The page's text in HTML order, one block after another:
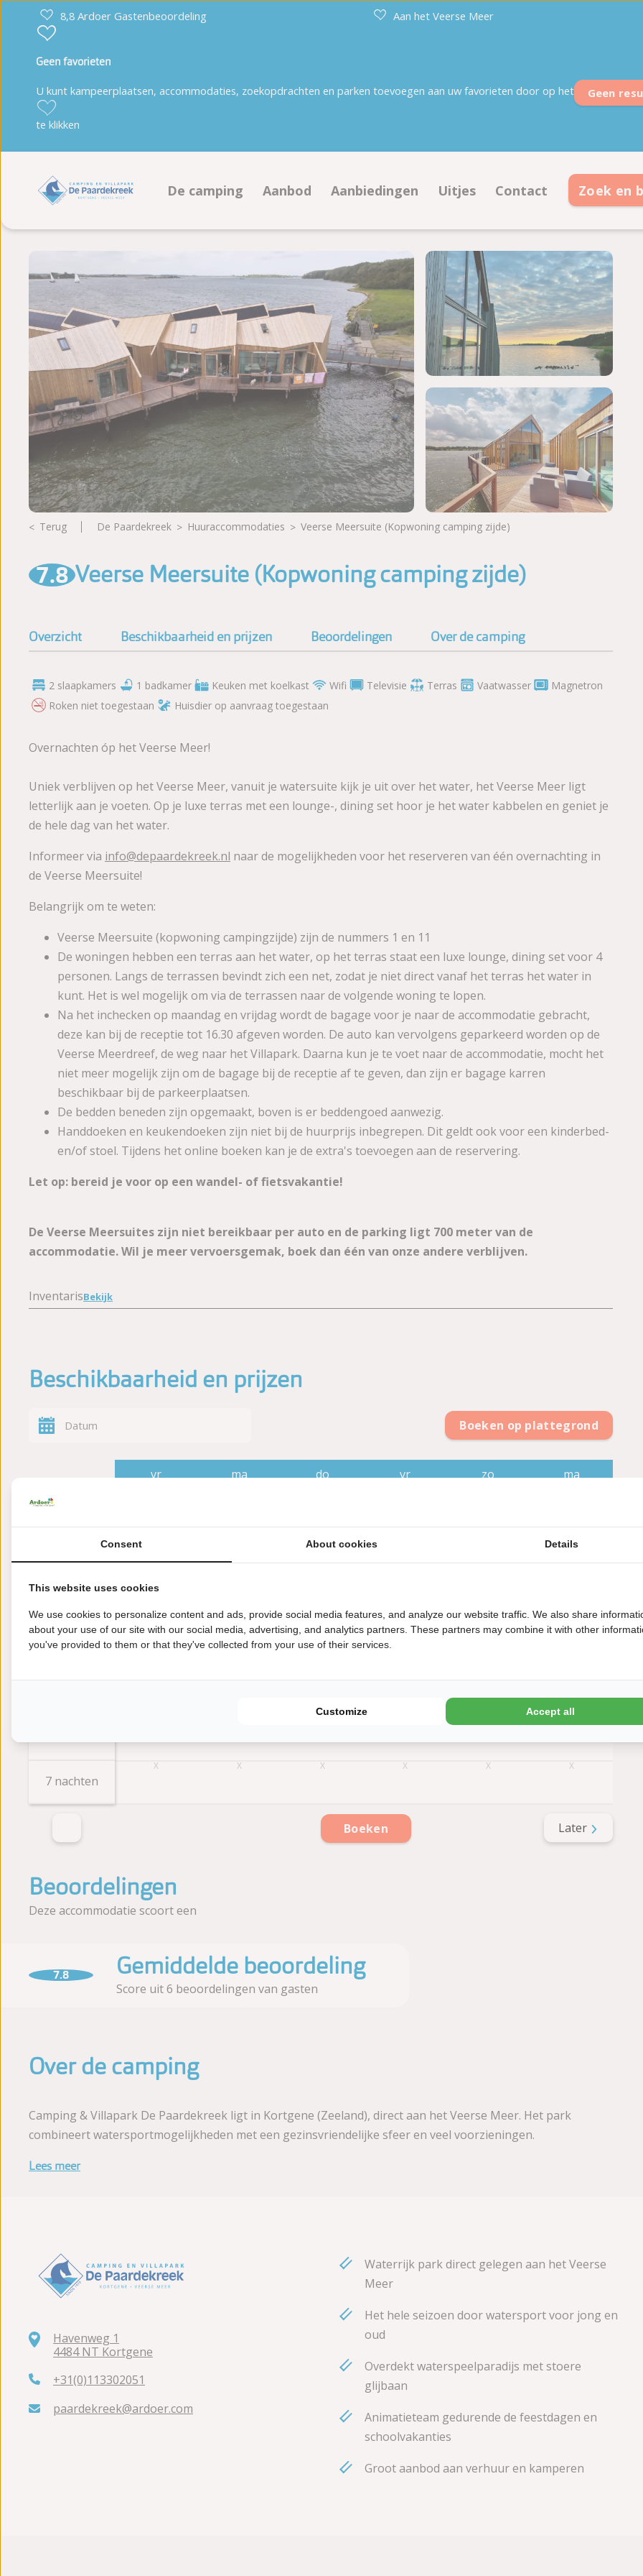
8,8 Ardoer Gastenbeoordeling Aan het Veerse Meer
Geen
Geen favorieten
U kunt kampeerplaatsen, accommodaties, zoekopdrachten en parken toevoegen aan uw favorieten door op het
te klikken
De camping
Faciliteiten
Duurzaamheid
Plattegrond
Fotoalbum
Beoordelingen
Brochure
Aanbod
Kampeerplaatsen
Boeken op plattegrond
Aanbiedingen
Aanbiedingen kampeerplaatsen
Aanbiedingen accommodaties
Uitjes Contact
Contactinformatie
Openingstijden
Veelgestelde vragen
Ontmoet het team
Zoek en
Meer foto's bekijken
Terug De Paardekreek huuraccommodaties Veerse Meersuite (Kopwoning camping zijde)
7.8 Veerse Meersuite (Kopwoning camping zijde)
Overzicht Beschikbaarheid en prijzen Beoordelingen Over de camping
2 slaapkamers 1 badkamer Keuken met koelkast Wifi Televisie Terras Vaatwasser
Magnetron
Roken niet toegestaan
Huisdier op aanvraag toegestaan
Overnachten óp het Veerse Meer!
Uniek verblijven op het Veerse Meer, vanuit je watersuite kijk je uit over het water, het Veerse Meer ligt
letterlijk aan je voeten. Op je luxe terras met een lounge-, dining set hoor je het water kabbelen en geniet je
de hele dag van het water.
Informeer via info@depaardekreek.nl naar de mogelijkheden voor het reserveren van één overnachting in
de Veerse Meersuite!
Belangrijk om te weten:
Veerse Meersuite (kopwoning campingzijde) zijn de nummers 1 en 11
De woningen hebben een terras aan het water, op het terras staat een luxe lounge, dining set voor 4
personen. Langs de terrassen bevindt zich een net, zodat je niet direct vanaf het terras het water in
kunt. Het is wel mogelijk om via de terrassen naar de volgende woning te lopen.
Na het inchecken op maandag en vrijdag wordt de bagage voor je naar de accommodatie gebracht,
deze kan bij de receptie tot 16.30 afgeven worden. De auto kan vervolgens geparkeerd worden op de
Veerse Meerdreef, de weg naar het Villapark. Daarna kun je te voet naar de accommodatie, mocht het
niet meer mogelijk zijn om de bagage bij de receptie af te geven, dan zijn er bagage karren
beschikbaar bij de parkeerplaatsen.
De bedden beneden zijn opgemaakt, boven is er beddengoed aanwezig.
Handdoeken en keukendoeken zijn niet bij de huurprijs inbegrepen. Dit geldt ook voor een kinderbed-
en/of stoel. Tijdens het online boeken kan je de extra's toevoegen aan de reservering.
Let op: bereid je voor op een wandel- of fietsvakantie!
De Veerse Meersuites zijn niet bereikbaar per auto en de parking ligt 700 meter van de
accommodatie. Wil je meer vervoersgemak, boek dan één van onze andere verblijven.
InventarisBekijk
Beschikbaarheid en prijzen
Boeken op plattegrond
Later
2 nachten
3 nachten
4 nachten
7 nachten
vr
ma
do
1
vr
zo
1
ma
1
Boeken
Beoordelingen
Deze accommodatie scoort een
7.8 Gemiddelde beoordeling
Score uit 6 beoordelingen van gasten
Over de camping
Camping & Villapark De Paardekreek ligt in Kortgene (Zeeland), direct aan het Veerse Meer. Het park
combineert watersportmogelijkheden met een gezinsvriendelijke sfeer en veel voorzieningen.
Lees meer
Havenweg 1
4484 NT Kortgene
+31(0)113302051
paardekreek@ardoer.com
Waterrijk park direct gelegen aan het Veerse
Meer
Het hele seizoen door watersport voor jong en
oud
Overdekt waterspeelparadijs met stoere
glijbaan
Animatieteam gedurende de feestdagen en
schoolvakanties
Groot aanbod aan verhuur en kamperen
Consent About cookies Details
This website uses cookies
We use cookies to personalize content and ads, provide social media features, and analyze our website traffic. We also share
about your use of our site with our social media, advertising, and analytics partners. These partners may combine it with other
you've provided to them or that they've collected from your use of their services.
Customize Accept all